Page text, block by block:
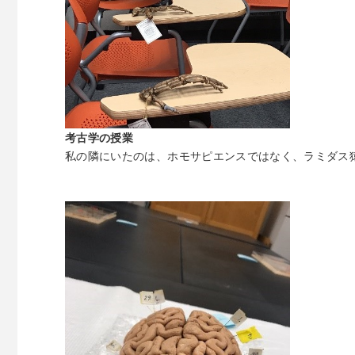
考古学の授業
私の隣にいたのは、ホモサピエンスではなく、ラミダス